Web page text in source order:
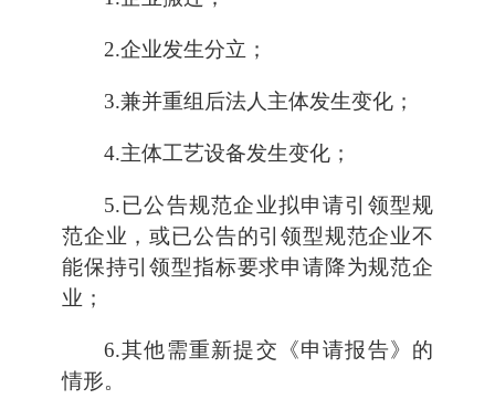
2.企业发生分立；
3.兼并重组后法人主体发生变化；
4.主体工艺设备发生变化；
5.已公告规范企业拟申请引领型规
范企业，或已公告的引领型规范企业不
能保持引领型指标要求申请降为规范企
业；
6.其他需重新提交《申请报告》的
情形。